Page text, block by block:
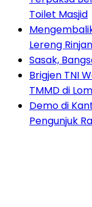
Toilet Masjid
Lereng
Sasak,
Brigjen TNI
TMMD di
Demo di
Pengunjuk